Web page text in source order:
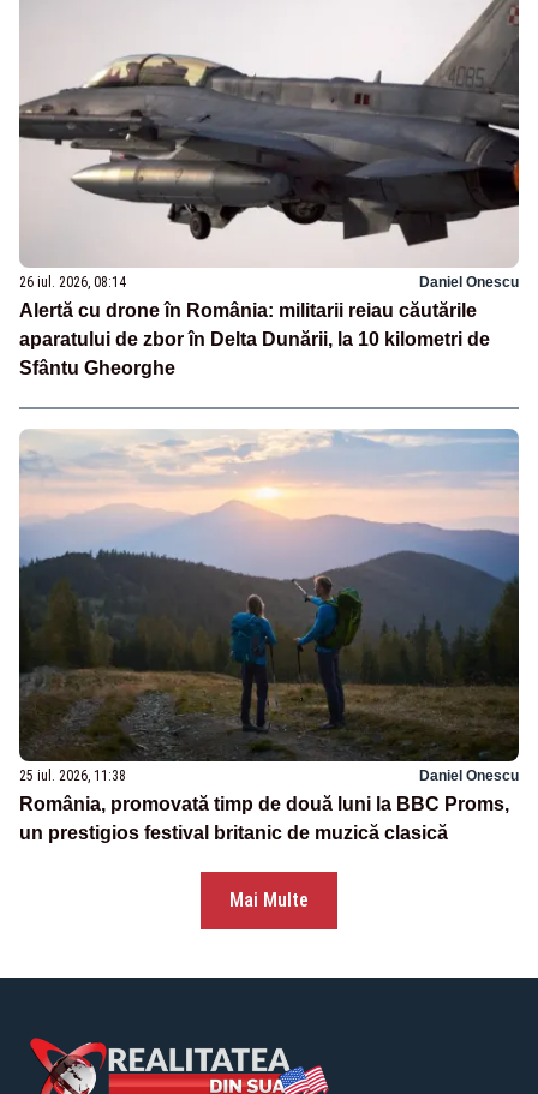
26 iul. 2026, 08:14 Daniel Onescu
Alertă cu drone în România: militarii reiau căutările
aparatului de zbor în Delta Dunării, la 10 kilometri de
Sfântu Gheorghe
25 iul. 2026, 11:38 Daniel Onescu
România, promovată timp de două luni la BBC Proms,
un prestigios festival britanic de muzică clasică
Mai Multe